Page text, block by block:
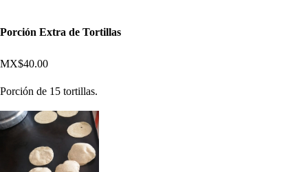
Porción Extra de Tortillas
MX$40.00
Porción de 15 tortillas.